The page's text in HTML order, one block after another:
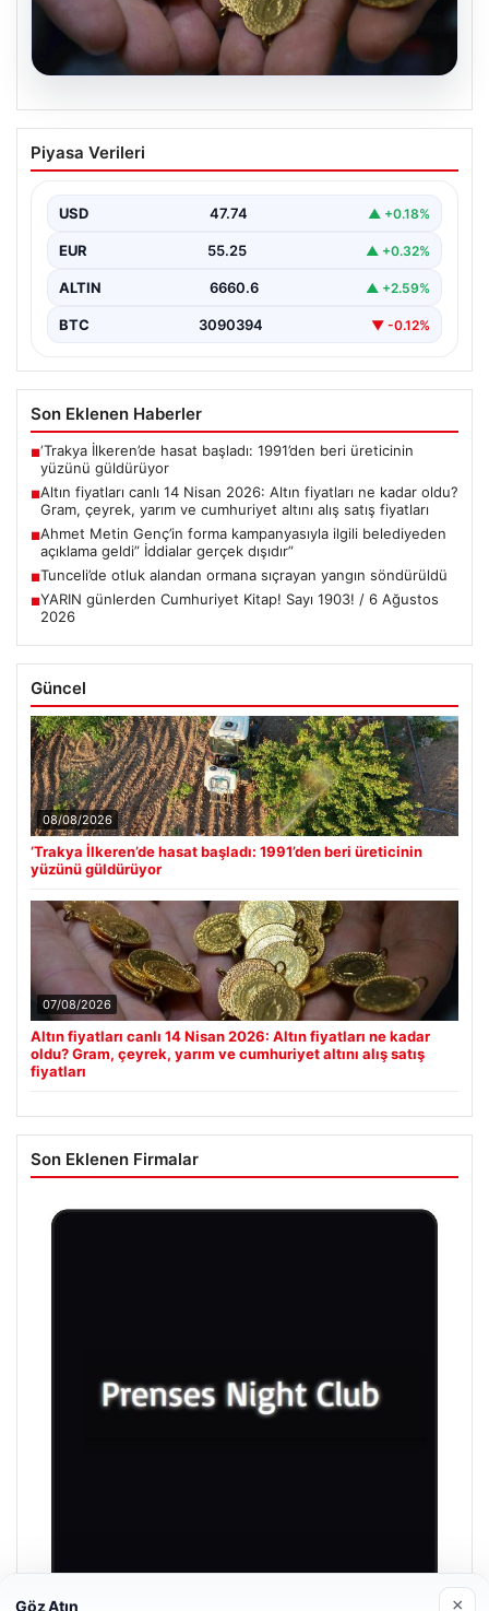
07.08.2026
Altın fiyatları canlı 14 Nisan 2026: Altın
fiyatları ne kadar oldu? Gram, çeyrek,
fiyatları
{“title”: “14 Nisan 2026 Güncel Altın Fiyatları: Gram,
Çeyrek, Yarım ve Cumhuriyet Altını Satış…
Piyasa Verileri
USD 47.74 ▲ +0.18%
EUR 55.25 ▲ +0.32%
ALTIN 6660.6 ▲ +2.59%
BTC 3090394 ▼ -0.12%
Son Eklenen Haberler
■‘Trakya İlkeren’de hasat başladı: 1991’den beri üreticinin
yüzünü güldürüyor
■Altın fiyatları canlı 14 Nisan 2026: Altın fiyatları ne kadar oldu?
Gram, çeyrek, yarım ve cumhuriyet altını alış satış fiyatları
■Ahmet Metin Genç’in forma kampanyasıyla ilgili belediyeden
açıklama geldi” İddialar gerçek dışıdır”
■Tunceli’de otluk alandan ormana sıçrayan yangın söndürüldü
■YARIN günlerden Cumhuriyet Kitap! Sayı 1903! / 6 Ağustos
2026
Güncel
08/08/2026
‘Trakya İlkeren’de hasat başladı: 1991’den beri üreticinin
yüzünü güldürüyor
07/08/2026
Altın fiyatları canlı 14 Nisan 2026: Altın fiyatları ne kadar
oldu? Gram, çeyrek, yarım ve cumhuriyet altını alış satış
fiyatları
Son Eklenen Firmalar
Göz Atın ×